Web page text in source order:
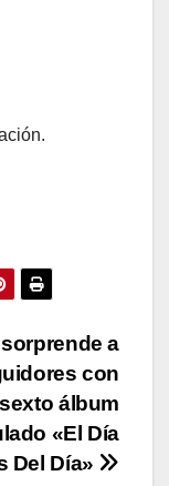
a
con
álbum
«El Día
Del Día»